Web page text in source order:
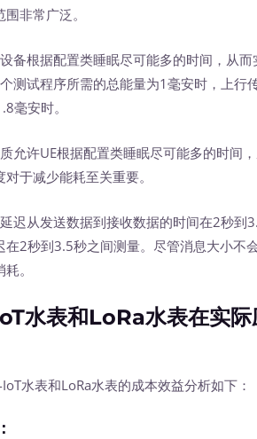
非常广泛。
根据配置类睡眠尽可能多的时间，从而
测试程序所需的总能量为1毫安时，上行
毫安时。
许UE根据配置类睡眠尽可能多的时间
于减少能耗至关重要。
从发送数据到接收数据的时间在2秒到
在2秒到3.5秒之间测量。尽管消息大小不
。
表和LoRa水表在实际
水表和LoRa水表的成本效益分析如下：
：